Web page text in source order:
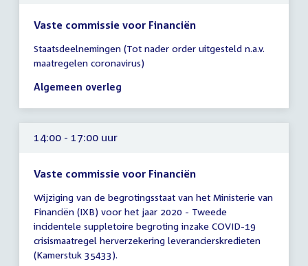
Vaste commissie voor Financiën
vergadering
13:30
-
16:30
uur
Staatsdeelnemingen (Tot nader order uitgesteld n.a.v.
maatregelen coronavirus)
Algemeen overleg
14:00 - 17:00 uur
Vaste commissie voor Financiën
vergadering
14:00
-
17:00
uur
Wijziging van de begrotingsstaat van het Ministerie van
Financiën (IXB) voor het jaar 2020 - Tweede
incidentele suppletoire begroting inzake COVID-19
crisismaatregel herverzekering leverancierskredieten
(Kamerstuk 35433).